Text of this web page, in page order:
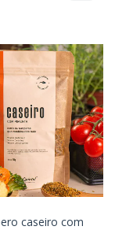
caseiro com